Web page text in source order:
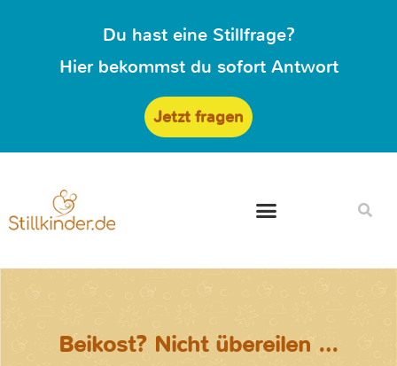
Du hast eine Stillfrage?
Hier bekommst du sofort Antwort
Jetzt fragen
Beikost? Nicht übereilen …